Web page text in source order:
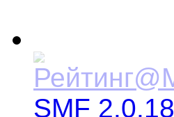
SMF 2.0.18